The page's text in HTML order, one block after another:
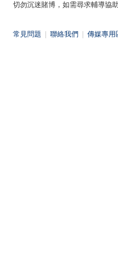
切勿沉迷賭博，如需尋求輔導協
常見問題 聯絡我們 傳媒專用